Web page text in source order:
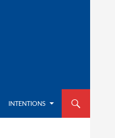
INTENTIONS